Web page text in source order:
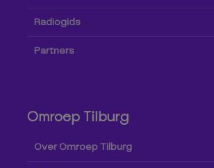
Radiogids
Partners
Omroep Tilburg
Over Omroep Tilburg